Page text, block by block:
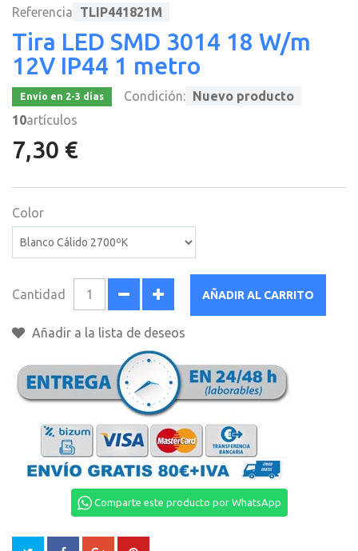
Referencia TLIP441821M
Tira LED SMD 3014 18 W/m
12V IP44 1 metro
Envío en 2-3 días Condición: Nuevo producto
10artículos
7,30 €
Color
Cantidad AÑADIR AL CARRITO
Añadir a la lista de deseos
Comparte este producto por WhatsApp